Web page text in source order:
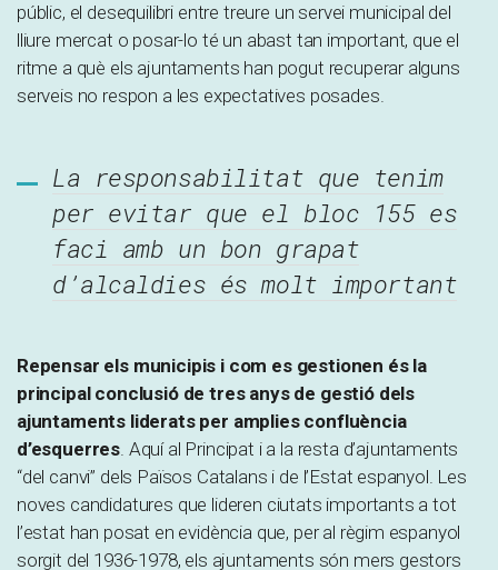
públic, el desequilibri entre treure un servei municipal del
lliure mercat o posar-lo té un abast tan important, que el
ritme a què els ajuntaments han pogut recuperar alguns
serveis no respon a les expectatives posades.
La responsabilitat que tenim
per evitar que el bloc 155 es
faci amb un bon grapat
d’alcaldies és molt important
Repensar els municipis i com es gestionen és la
principal conclusió de tres anys de gestió dels
ajuntaments liderats per amplies confluència
d’esquerres. Aquí al Principat i a la resta d’ajuntaments
“del canvi” dels Països Catalans i de l’Estat espanyol. Les
noves candidatures que lideren ciutats importants a tot
l’estat han posat en evidència que, per al règim espanyol
sorgit del 1936-1978, els ajuntaments són mers gestors